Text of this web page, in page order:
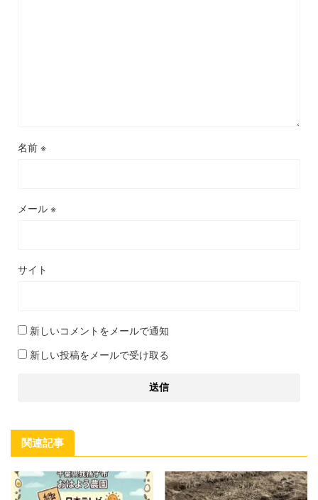
名前 ※
メール ※
サイト
新しいコメントをメールで通知
新しい投稿をメールで受け取る
関連記事